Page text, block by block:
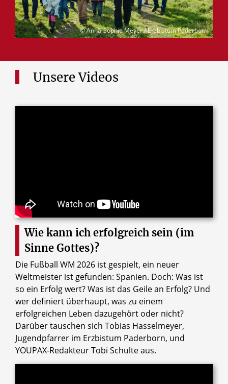
© Anna-Sophie Meyer / Erzbistum Paderborn
Unsere Videos
Wie kann ich erfolgreich sein (im
Sinne Gottes)?
Die Fußball WM 2026 ist gespielt, ein neuer
Weltmeister ist gefunden: Spanien. Doch: Was ist
so ein Erfolg wert? Was ist das Geile an Erfolg? Und
wer definiert überhaupt, was zu einem
erfolgreichen Leben dazugehört oder nicht?
Darüber tauschen sich Tobias Hasselmeyer,
Jugendpfarrer im Erzbistum Paderborn, und
YOUPAX-Redakteur Tobi Schulte aus.